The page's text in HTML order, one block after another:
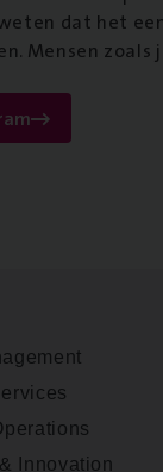
dat het
Mensen zoals
Innovation